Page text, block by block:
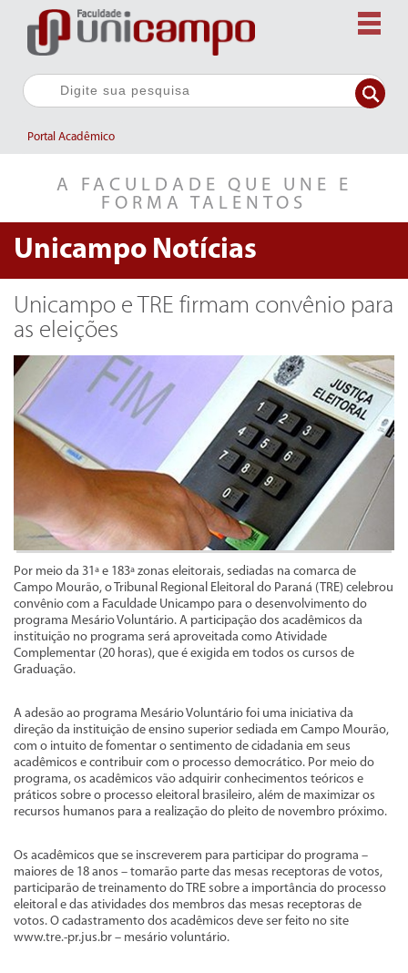
Portal Acadêmico
A FACULDADE QUE UNE E
FORMA TALENTOS
Unicampo Notícias
Unicampo e TRE firmam convênio para
as eleições
Por meio da 31ª e 183ª zonas eleitorais, sediadas na comarca de
Campo Mourão, o Tribunal Regional Eleitoral do Paraná (TRE) celebrou
convênio com a Faculdade Unicampo para o desenvolvimento do
programa Mesário Voluntário. A participação dos acadêmicos da
instituição no programa será aproveitada como Atividade
Complementar (20 horas), que é exigida em todos os cursos de
Graduação.
A adesão ao programa Mesário Voluntário foi uma iniciativa da
direção da instituição de ensino superior sediada em Campo Mourão,
com o intuito de fomentar o sentimento de cidadania em seus
acadêmicos e contribuir com o processo democrático. Por meio do
programa, os acadêmicos vão adquirir conhecimentos teóricos e
práticos sobre o processo eleitoral brasileiro, além de maximizar os
recursos humanos para a realização do pleito de novembro próximo.
Os acadêmicos que se inscreverem para participar do programa –
maiores de 18 anos – tomarão parte das mesas receptoras de votos,
participarão de treinamento do TRE sobre a importância do processo
eleitoral e das atividades dos membros das mesas receptoras de
votos. O cadastramento dos acadêmicos deve ser feito no site
www.tre.-pr.jus.br – mesário voluntário.